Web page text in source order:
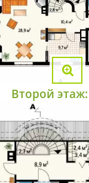
Второй этаж: